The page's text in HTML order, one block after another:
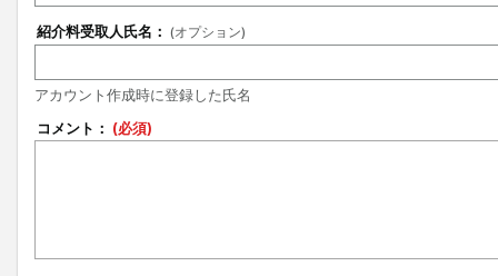
紹介料受取人氏名： (オプション)
アカウント作成時に登録した氏名
コメント： (必須)